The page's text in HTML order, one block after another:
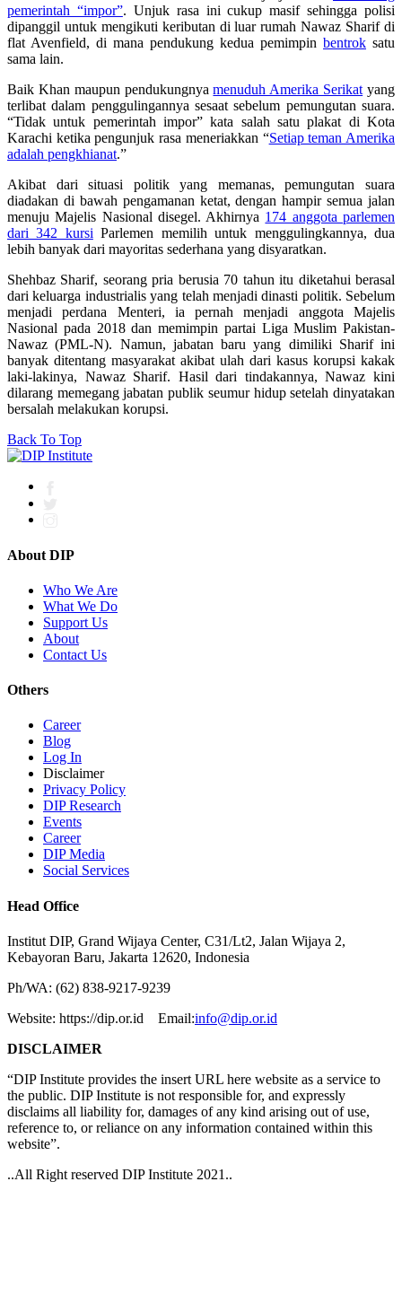
pemerintah “impor”. Unjuk rasa ini cukup masif sehingga polisi
dipanggil untuk mengikuti keributan di luar rumah Nawaz Sharif di
flat Avenfield, di mana pendukung kedua pemimpin bentrok satu
sama lain.
Baik Khan maupun pendukungnyamenuduh Amerika Serikatyang
terlibat dalam penggulingannya sesaat sebelum pemungutan suara.
“Tidak untuk pemerintah impor” kata salah satu plakat di Kota
Karachi ketika pengunjuk rasa meneriakkan “Setiap teman Amerika
adalah pengkhianat.”
Akibat dari situasi politik yang memanas, pemungutan suara
diadakan di bawah pengamanan ketat, dengan hampir semua jalan
menuju Majelis Nasional disegel. Akhirnya 174 anggota parlemen
dari 342 kursiParlemen memilih untuk menggulingkannya, dua
lebih banyak dari mayoritas sederhana yang disyaratkan.
Shehbaz Sharif, seorang pria berusia 70 tahun itu diketahui berasal
dari keluarga industrialis yang telah menjadi dinasti politik. Sebelum
menjadi perdana Menteri, ia pernah menjadi anggota Majelis
Nasional pada 2018 dan memimpin partai Liga Muslim Pakistan-
Nawaz (PML-N). Namun, jabatan baru yang dimiliki Sharif ini
banyak ditentang masyarakat akibat ulah dari kasus korupsi kakak
laki-lakinya, Nawaz Sharif. Hasil dari tindakannya, Nawaz kini
dilarang memegang jabatan publik seumur hidup setelah dinyatakan
bersalah melakukan korupsi.
Back To Top
About DIP
Who We Are
What We Do
Support Us
About
Contact Us
Others
Career
Blog
Log In
Disclaimer
Privacy Policy
DIP Research
Events
Career
DIP Media
Social Services
Head Office
Institut DIP, Grand Wijaya Center, C31/Lt2, Jalan Wijaya 2,
Kebayoran Baru, Jakarta 12620, Indonesia
Ph/WA: (62) 838-9217-9239
Website: https://dip.or.id Email:info@dip.or.id
DISCLAIMER
“DIP Institute provides the insert URL here website as a service to
the public. DIP Institute is not responsible for, and expressly
disclaims all liability for, damages of any kind arising out of use,
reference to, or reliance on any information contained within this
website”.
..All Right reserved DIP Institute 2021..